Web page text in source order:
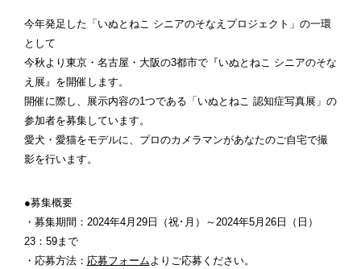
今年発足した「いぬとねこ シニアのそなえプロジェクト」の一環
として
今秋より東京・名古屋・大阪の3都市で『いぬとねこ シニアのそな
え展』を開催します。
開催に際し、展示内容の1つである「いぬとねこ 認知症写真展」の
参加者を募集しています。
愛犬・愛猫をモデルに、プロのカメラマンがあなたのご自宅で撮
影を行います。
●募集概要
・募集期間：2024年4月29日（祝･月）～2024年5月26日（日）
23：59まで
・応募方法： 応募フォーム よりご応募ください。